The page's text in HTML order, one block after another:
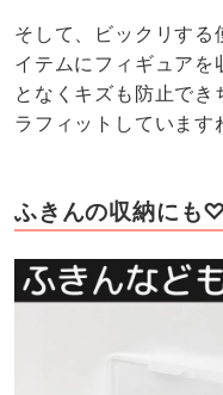
そして、ビックリす
イテムにフィギュアを
となくキズも防止で
ラフィットしています
ふきんの収納にも♡